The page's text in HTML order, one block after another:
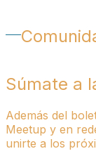
Súmate a
Además del
Meetup y en
unirte a los